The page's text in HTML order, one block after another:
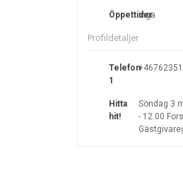
Öppettider
inga
Profildetaljer
Telefon
1
Hitta
hit!
Söndag 3
- 12.00